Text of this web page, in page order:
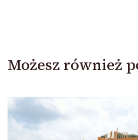
Możesz również